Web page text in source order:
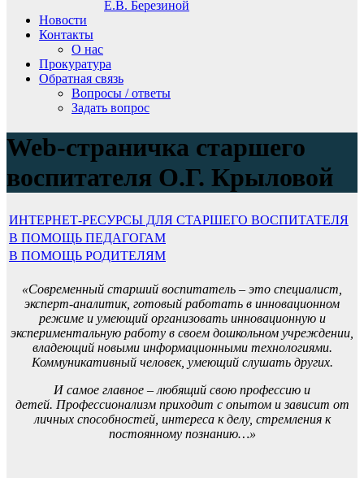
Е.В. Березиной
Новости
Контакты
О нас
Прокуратура
Обратная связь
Вопросы / ответы
Задать вопрос
Web-страничка старшего
воспитателя О.Г. Крыловой
ИНТЕРНЕТ-РЕСУРСЫ ДЛЯ СТАРШЕГО ВОСПИТАТЕЛЯ
В ПОМОЩЬ ПЕДАГОГАМ
В ПОМОЩЬ РОДИТЕЛЯМ
«Современный старший воспитатель – это специалист,
эксперт-аналитик, готовый работать в инновационном
режиме и умеющий организовать инновационную и
экспериментальную работу в своем дошкольном учреждении,
владеющий новыми информационными технологиями.
Коммуникативный человек, умеющий слушать других.
И самое главное – любящий свою профессию и
детей. Профессионализм приходит с опытом и зависит от
личных способностей, интереса к делу, стремления к
постоянному познанию…»